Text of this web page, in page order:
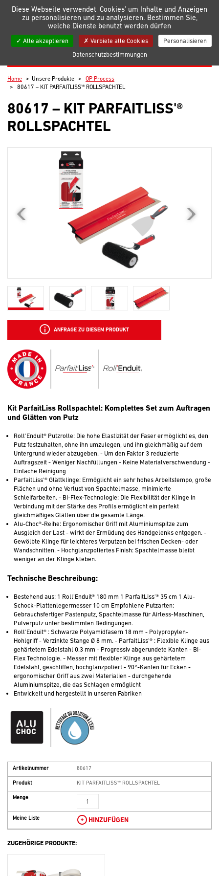
Meine Listen
OP PROCESS
Home Unsere Produkte
OP Process
80617 – KIT PARFAITLISS'® ROLLSPACHTEL
80617 – KIT PARFAITLISS'®
ROLLSPACHTEL
ANFRAGE ZU DIESEM PRODUKT
Kit ParfaitLiss Rollspachtel: Komplettes Set zum Auftragen
und Glätten von Putz
Roll'Enduit® Putzrolle: Die hohe Elastizität der Faser ermöglicht es, den
Putz festzuhalten, ohne ihn umzulegen, und ihn gleichmäßig auf dem
Untergrund wieder abzugeben. - Um den Faktor 3 reduzierte
Auftragszeit - Weniger Nachfüllungen - Keine Materialverschwendung -
Einfache Reinigung
ParfaitLiss'® Glättklinge: Ermöglicht ein sehr hohes Arbeitstempo, große
Flächen und ohne Verlust von Spachtelmasse, minimierte
Schleifarbeiten. - Bi-Flex-Technologie: Die Flexibilität der Klinge in
Verbindung mit der Stärke des Profils ermöglicht ein perfekt
gleichmäßiges Glätten über die gesamte Länge.
Alu-Choc®-Reihe: Ergonomischer Griff mit Aluminiumspitze zum
Ausgleich der Last - wirkt der Ermüdung des Handgelenks entgegen. -
Gewölbte Klinge für leichteres Verputzen bei frischen Decken- oder
Wandschnitten. - Hochglanzpoliertes Finish: Spachtelmasse bleibt
weniger an der Klinge kleben.
Technische Beschreibung:
Bestehend aus: 1 Roll'Enduit® 180 mm 1 ParfaitLiss'® 35 cm 1 Alu-
Schock-Plattenlegermesser 10 cm Empfohlene Putzarten:
Gebrauchsfertiger Pastenputz, Spachtelmasse für Airless-Maschinen,
Pulverputz unter bestimmten Bedingungen.
Roll'Enduit® : Schwarze Polyamidfasern 18 mm - Polypropylen-
Hohlgriff - Verzinkte Stange Ø 8 mm. - ParfaitLiss'® : Flexible Klinge aus
gehärtetem Edelstahl 0.3 mm - Progressiv abgerundete Kanten - Bi-
Flex Technologie. - Messer mit flexibler Klinge aus gehärtetem
Edelstahl, geschliffen, hochglanzpoliert - 90°-Kanten für Ecken -
ergonomischer Griff aus zwei Materialien - durchgehende
Aluminiumspitze, die das Schlagen ermöglicht
Entwickelt und hergestellt in unseren Fabriken
Artikelnummer 80617
Produkt KIT PARFAITLISS'® ROLLSPACHTEL
Menge
Meine Liste HINZUFÜGEN
ZUGEHÖRIGE PRODUKTE:
Diese Webseite verwendet 'Cookies' um Inhalte und Anzeigen
zu personalisieren und zu analysieren. Bestimmen Sie,
welche Dienste benutzt werden dürfen
Alle akzeptieren Verbiete alle Cookies
Personalisieren
Datenschutzbestimmungen